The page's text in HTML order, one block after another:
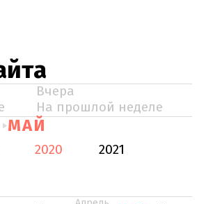
Вчера
На прошлой неделе
МАЙ
2020
2021